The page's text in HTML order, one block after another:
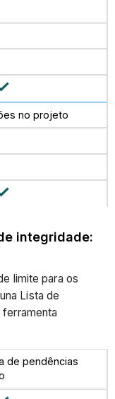
no projeto
integridade:
limite para os
Lista de
de pendências